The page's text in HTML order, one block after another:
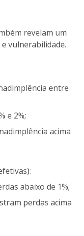
revelam um
vulnerabilidade.
entre
e 2%;
acima
abaixo de 1%;
perdas acima